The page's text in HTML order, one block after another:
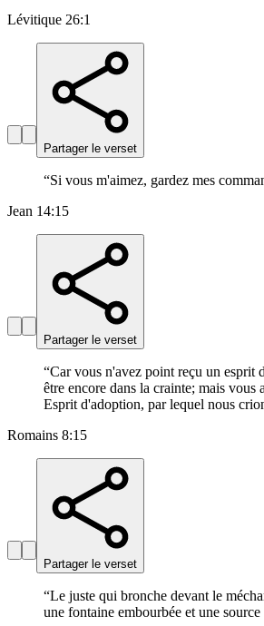
Lévitique 26:1
Partager le verset
“Si vous m'aimez, gardez mes
Jean 14:15
Partager le verset
“Car vous n'avez point reçu un esprit
être encore dans la crainte; mais vous
Esprit d'adoption, par lequel nous
Romains 8:15
Partager le verset
“Le juste qui bronche devant le
une fontaine embourbée et une source